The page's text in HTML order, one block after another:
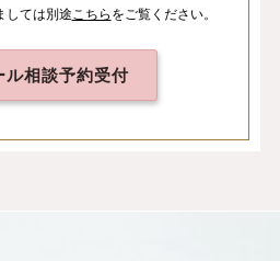
しては別途 こちらをご覧ください。
相談予約受付